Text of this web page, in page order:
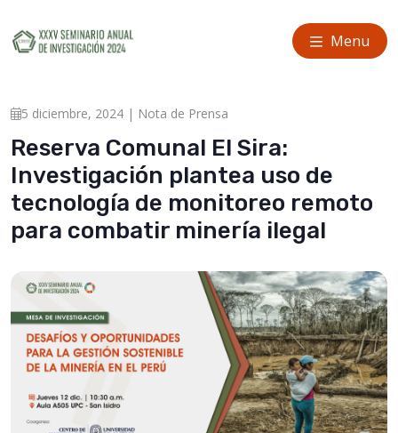
Menu
5 diciembre, 2024 | Nota de Prensa
Reserva Comunal El Sira:
Investigación plantea uso de
tecnología de monitoreo remoto
para combatir minería ilegal